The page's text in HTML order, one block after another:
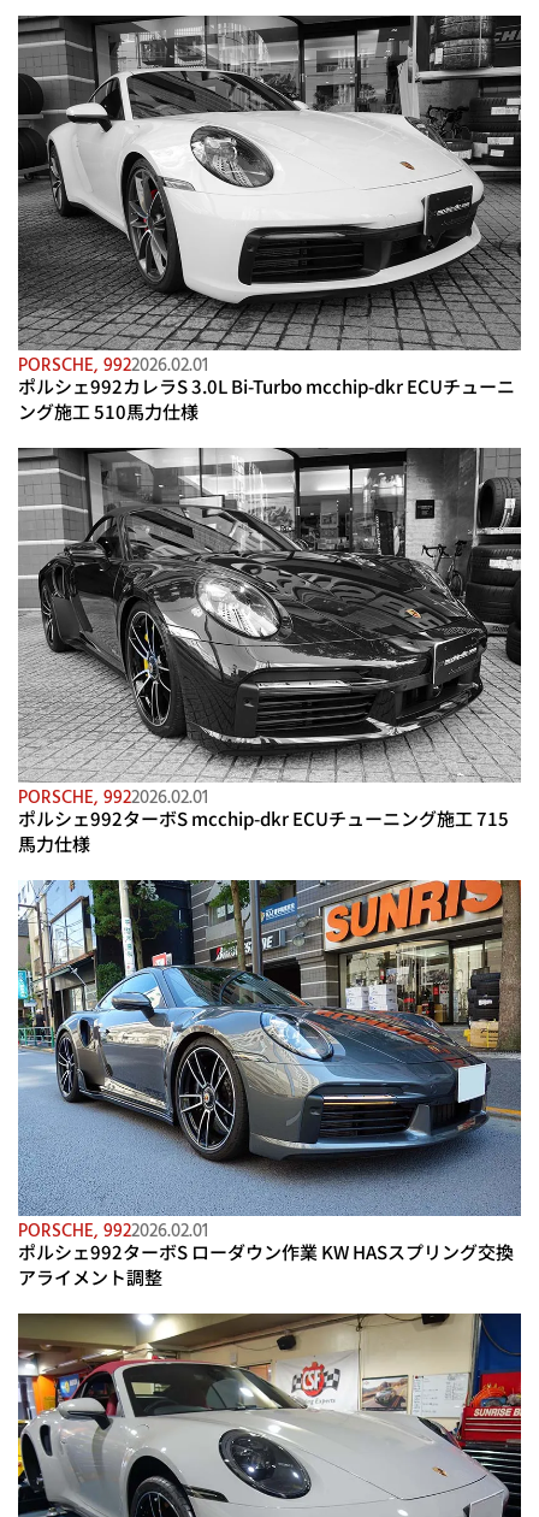
PORSCHE, 9922026.02.01
ポルシェ992カレラS 3.0L Bi-Turbo mcchip-dkr ECUチューニ
ング施工 510馬力仕様
PORSCHE, 9922026.02.01
ポルシェ992ターボS mcchip-dkr ECUチューニング施工 715
馬力仕様
PORSCHE, 9922026.02.01
ポルシェ992ターボS ローダウン作業 KW HASスプリング交換
アライメント調整